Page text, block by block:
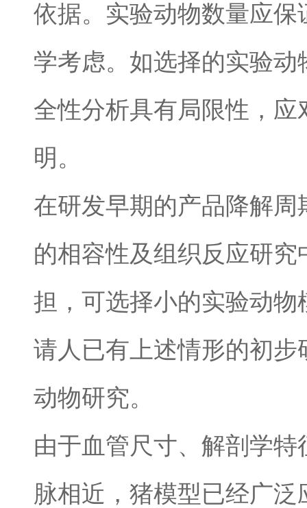
依据。实验动物数量应
学考虑。如选择的实验
全性分析具有局限性，
明。
在研发早期的产品降解
的相容性及组织反应研
担，可选择小的实验动
请人已有上述情形的初
动物研究。
由于血管尺寸、解剖学
脉相近，猪模型已经广